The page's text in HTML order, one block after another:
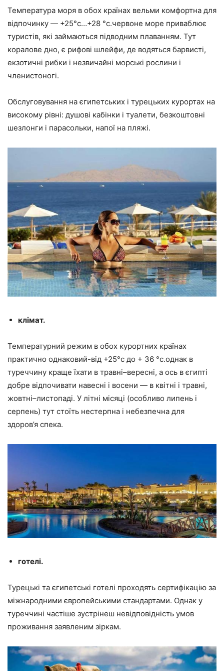
Температура моря в обох країнах вельми комфортна для
відпочинку — +25°с…+28 °с.червоне море приваблює
туристів, які займаються підводним плаванням. Тут
коралове дно, є рифові шлейфи, де водяться барвисті,
екзотичні рибки і незвичайні морські рослини і
членистоногі.
Обслуговування на єгипетських і турецьких курортах на
високому рівні: душові кабінки і туалети, безкоштовні
шезлонги і парасольки, напої на пляжі.
клімат.
Температурний режим в обох курортних країнах
практично однаковий-від +25°с до + 36 °с.однак в
туреччину краще їхати в травні–вересні, а ось в єгипті
добре відпочивати навесні і восени — в квітні і травні,
жовтні–листопаді. У літні місяці (особливо липень і
серпень) тут стоїть нестерпна і небезпечна для
здоров’я спека.
готелі.
Турецькі та єгипетські готелі проходять сертифікацію за
міжнародними європейськими стандартами. Однак у
туреччині частіше зустрінеш невідповідність умов
проживання заявленим зіркам.